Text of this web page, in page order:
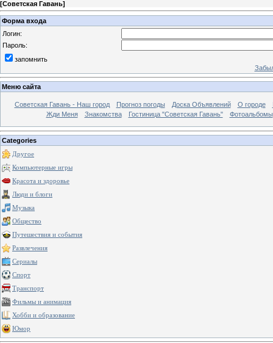
[Советская Гавань]
Форма входа
Логин:
Пароль:
запомнить
Меню сайта
Советская Гавань - Наш город Прогноз погоды Доска Объявлений О городе
Жди Меня
Знакомства Гостиница "Советская Гавань" Фотоальбомы
Categories
Другое
Компьютерные игры
Красота и здоровье
Люди и блоги
Музыка
Общество
Путешествия и события
Развлечения
Сериалы
Спорт
Транспорт
Фильмы и анимация
Хобби и образование
Юмор